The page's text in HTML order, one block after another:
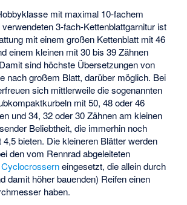
mit maximal 10-fachem
3-fach-Kettenblattgarnitur ist
mit einem großen Kettenblatt mit 46
einem kleinen mit 30 bis 39 Zähnen
sind höchste Übersetzungen von
nach großem Blatt, darüber möglich. Bei
sich mittlerweile die sogenannten
mit 50, 48 oder 46
und 34, 32 oder 30 Zähnen am kleinen
Beliebtheit, die immerhin noch
bieten. Die kleineren Blätter werden
den vom Rennrad abgeleiteten
Cyclocrosserneingesetzt, die allein durch
damit höher bauenden) Reifen einen
haben.